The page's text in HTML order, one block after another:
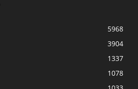
5968
3904
1337
1078